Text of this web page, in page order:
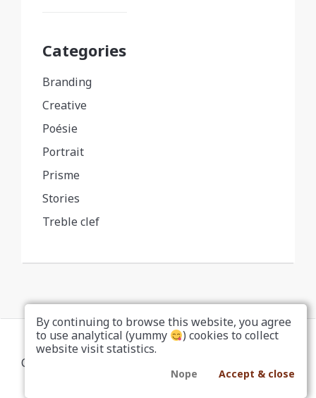
Categories
Branding
Creative
Poésie
Portrait
Prisme
Stories
Treble clef
Copyright... Nah, don't be a copycat
By continuing to browse this website, you agree
to use analytical (yummy
) cookies to collect
website visit statistics.
Nope Accept & close